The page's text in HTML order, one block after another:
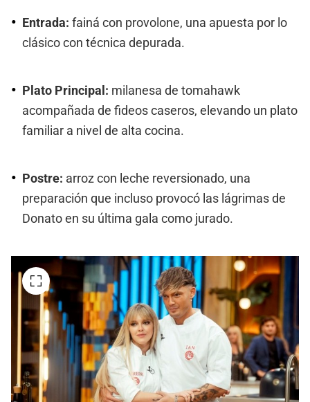
Entrada: fainá con provolone, una apuesta por lo
clásico con técnica depurada.
Plato Principal: milanesa de tomahawk
acompañada de fideos caseros, elevando un plato
familiar a nivel de alta cocina.
Postre: arroz con leche reversionado, una
preparación que incluso provocó las lágrimas de
Donato en su última gala como jurado.